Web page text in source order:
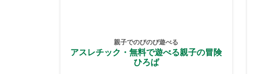
親子でのびのび遊べる
アスレチック・無料で遊べる親子の冒険
ひろば